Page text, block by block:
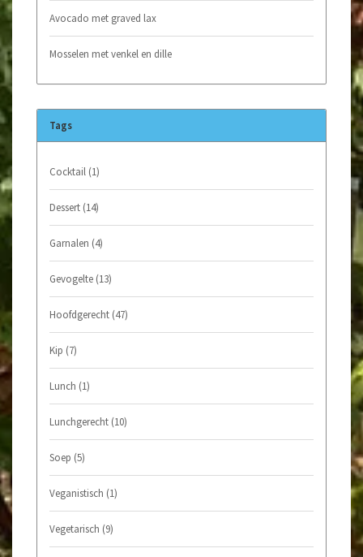
Avocado met graved lax
Mosselen met venkel en dille
Tags
Cocktail (1)
Dessert (14)
Garnalen (4)
Gevogelte (13)
Hoofdgerecht (47)
Kip (7)
Lunch (1)
Lunchgerecht (10)
Soep (5)
Veganistisch (1)
Vegetarisch (9)